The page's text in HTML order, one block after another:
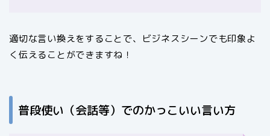
適切な言い換えをすることで、ビジネスシーンでも印象よ
く伝えることができますね！
普段使い（会話等）でのかっこいい言い方